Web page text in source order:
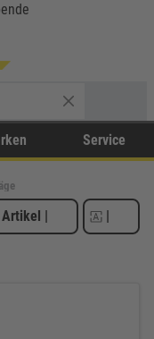
Service
Artikel | |